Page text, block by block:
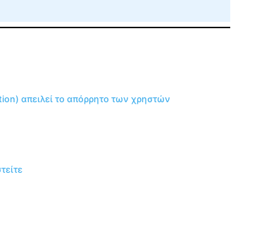
απειλεί το απόρρητο των χρηστών